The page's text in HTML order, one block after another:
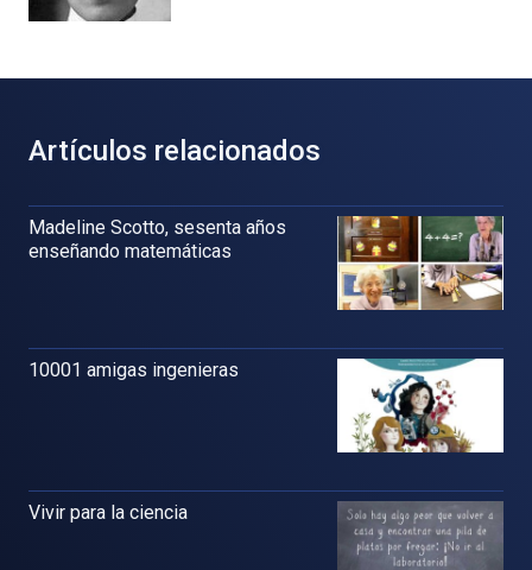
Artículos relacionados
Madeline Scotto, sesenta años
enseñando matemáticas
10001 amigas ingenieras
Vivir para la ciencia